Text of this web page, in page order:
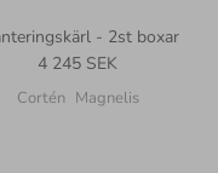
- 2st boxar
Translation missing:
4 245 SEK
Cortén Magnelis